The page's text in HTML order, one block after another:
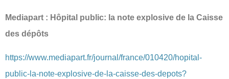
Mediapart : Hôpital public: la note explosive de la Caisse
des dépôts
https://www.mediapart.fr/journal/france/010420/hopital-
public-la-note-explosive-de-la-caisse-des-depots?